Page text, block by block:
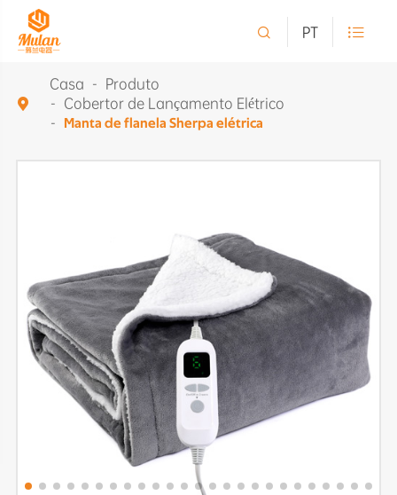
 PT 

Casa
Produto
Cobertor de Lançamento Elétrico
Manta de flanela Sherpa elétrica